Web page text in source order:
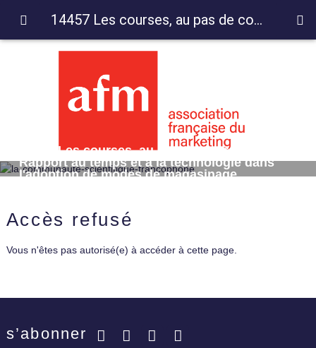
14457 Les courses, au pas de course ?
Rapport au temps et à la technologie dans
l'adoption de modes de magasinage
Accès refusé
Vous n'êtes pas autorisé(e) à accéder à cette page.
s’abonner
14457 Les courses, au pas de course ? Rapport au temps et à la technologie dans l'adoption de modes de magasinage alimentaire